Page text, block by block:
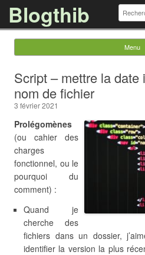
Blogthib
Menu
Script – mettre la date
nom de fichier
3 février 2021
Prolégomènes
(ou cahier des
charges
fonctionnel, ou le
pourquoi du
comment) :
Quand je
cherche des
fichiers dans un dossier,
identifier la version la plus